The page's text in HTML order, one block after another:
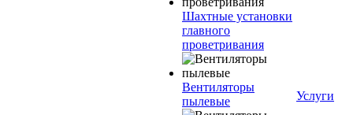
Шахтные установки
главного
проветривания
Вентиляторы
пылевые
Услуги